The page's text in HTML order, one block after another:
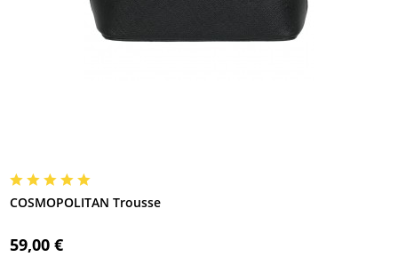
COSMOPOLITAN Trousse
59,00 €